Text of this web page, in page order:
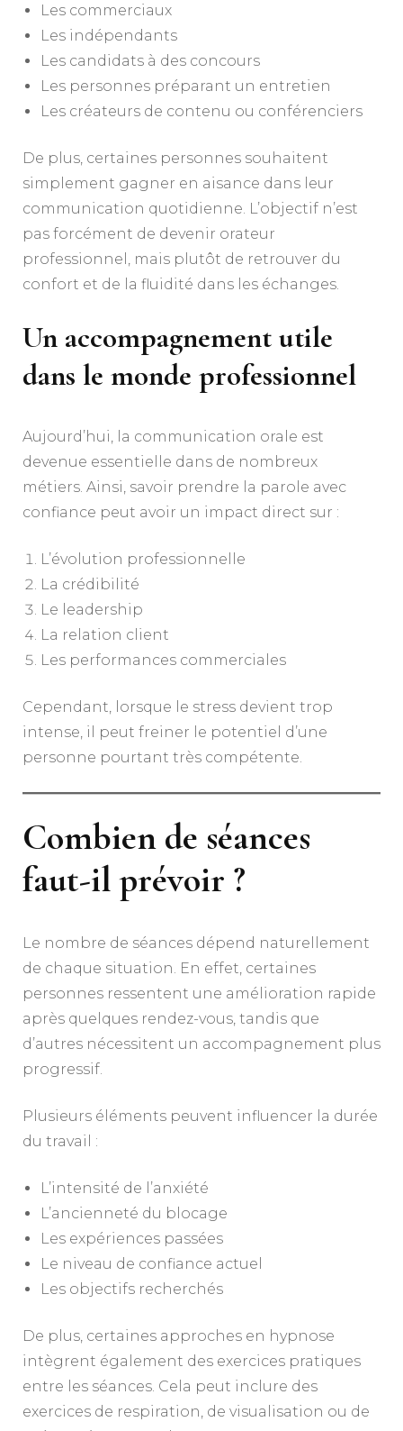
Les commerciaux
Les indépendants
Les candidats à des concours
Les personnes préparant un entretien
Les créateurs de contenu ou conférenciers
De plus, certaines personnes souhaitent
simplement gagner en aisance dans leur
communication quotidienne. L’objectif n’est
pas forcément de devenir orateur
professionnel, mais plutôt de retrouver du
confort et de la fluidité dans les échanges.
Un accompagnement utile
dans le monde professionnel
Aujourd’hui, la communication orale est
devenue essentielle dans de nombreux
métiers. Ainsi, savoir prendre la parole avec
confiance peut avoir un impact direct sur :
L’évolution professionnelle
La crédibilité
Le leadership
La relation client
Les performances commerciales
Cependant, lorsque le stress devient trop
intense, il peut freiner le potentiel d’une
personne pourtant très compétente.
Combien de séances
faut-il prévoir ?
Le nombre de séances dépend naturellement
de chaque situation. En effet, certaines
personnes ressentent une amélioration rapide
après quelques rendez-vous, tandis que
d’autres nécessitent un accompagnement plus
progressif.
Plusieurs éléments peuvent influencer la durée
du travail :
L’intensité de l’anxiété
L’ancienneté du blocage
Les expériences passées
Le niveau de confiance actuel
Les objectifs recherchés
De plus, certaines approches en hypnose
intègrent également des exercices pratiques
entre les séances. Cela peut inclure des
exercices de respiration, de visualisation ou de